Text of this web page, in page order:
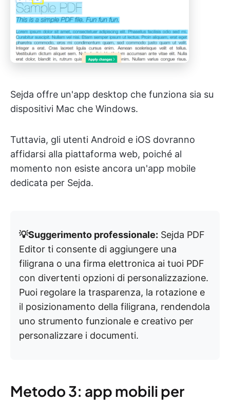
Sejda offre un'app desktop che funziona sia su
dispositivi Mac che Windows.
Tuttavia, gli utenti Android e iOS dovranno
affidarsi alla piattaforma web, poiché al
momento non esiste ancora un'app mobile
dedicata per Sejda.
💡Suggerimento professionale: Sejda PDF
Editor ti consente di aggiungere una
filigrana o una firma elettronica ai tuoi PDF
con divertenti opzioni di personalizzazione.
Puoi regolare la trasparenza, la rotazione e
il posizionamento della filigrana, rendendola
uno strumento funzionale e creativo per
personalizzare i documenti.
Metodo 3: app mobili per